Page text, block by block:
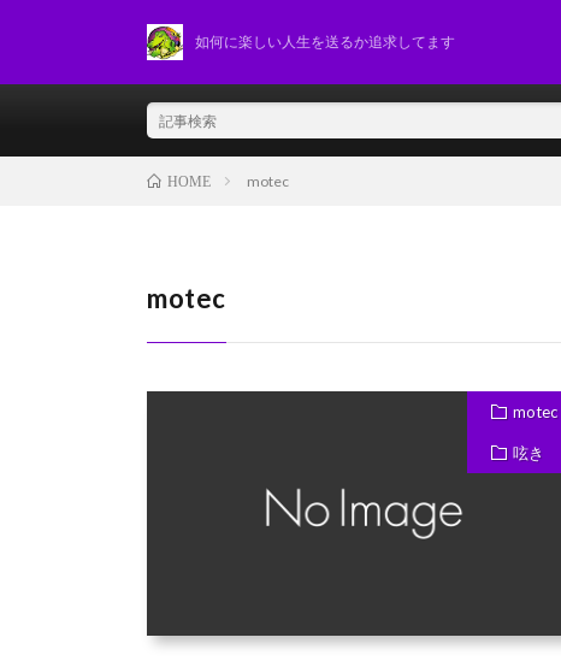
如何に楽しい人生を送るか追求してます
HOME motec
motec
motec
呟き